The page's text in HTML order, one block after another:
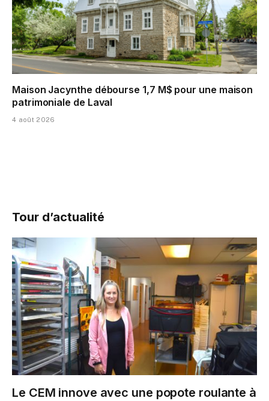
Maison Jacynthe débourse 1,7 M$ pour une maison
patrimoniale de Laval
4 août 2026
Tour d’actualité
Le CEM innove avec une popote roulante à